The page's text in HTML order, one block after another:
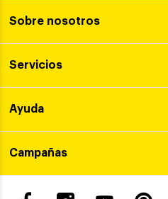
Sobre nosotros
Servicios
Ayuda
Campañas